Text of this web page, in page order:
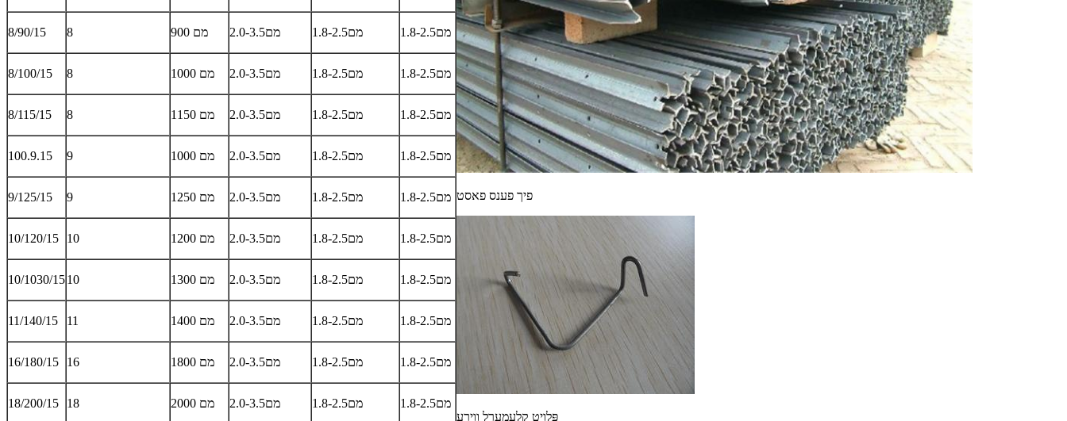
8/90/15 8 900 מם 2.0-3.5מם 1.8-2.5מם 1.8-2.5מם
8/100/15 8 1000 מם 2.0-3.5מם 1.8-2.5מם 1.8-2.5מם
8/115/15 8 1150 מם 2.0-3.5מם 1.8-2.5מם 1.8-2.5מם
100.9.15 9 1000 מם 2.0-3.5מם 1.8-2.5מם 1.8-2.5מם
9/125/15 9 1250 מם 2.0-3.5מם 1.8-2.5מם 1.8-2.5מם
10/120/15 10 1200 מם 2.0-3.5מם 1.8-2.5מם 1.8-2.5מם
10/1030/1510 1300 מם 2.0-3.5מם 1.8-2.5מם 1.8-2.5מם
11/140/15 11 1400 מם 2.0-3.5מם 1.8-2.5מם 1.8-2.5מם
16/180/15 16 1800 מם 2.0-3.5מם 1.8-2.5מם 1.8-2.5מם
18/200/15 18 2000 מם 2.0-3.5מם 1.8-2.5מם 1.8-2.5מם
פיך פענס פאסט
פּלויט קלעמערל ווירע